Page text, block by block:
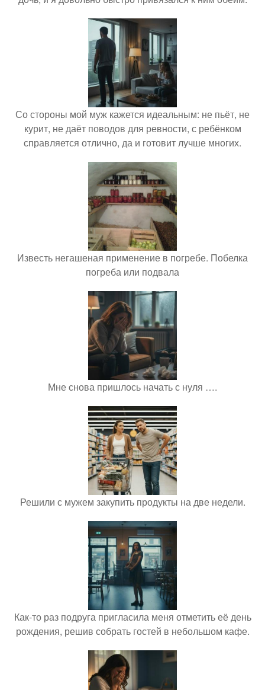
Со стороны мой муж кажется идеальным: не пьёт, не
курит, не даёт поводов для ревности, с ребёнком
справляется отлично, да и готовит лучше многих.
Известь негашеная применение в погребе. Побелка
погреба или подвала
Мне снова пришлось начать с нуля ….
Решили с мужем закупить продукты на две недели.
Как-то раз подруга пригласила меня отметить её день
рождения, решив собрать гостей в небольшом кафе.